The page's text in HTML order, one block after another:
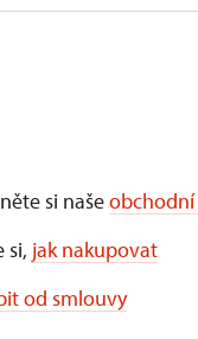
si naše
si, jak nakupovat
od smlouvy